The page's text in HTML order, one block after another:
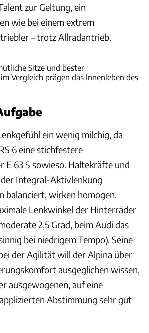
zur Geltung, ein
wie bei einem extrem
– trotz Allradantrieb.
Sitze und bester
Vergleich prägen das Innenleben des
ein wenig milchig, da
6 eine stichfestere
E 63 S sowieso. Haltekräfte und
Integral-Aktivlenkung
balanciert, wirken homogen.
Lenkwinkel der Hinterräder
2,5 Grad, beim Audi das
bei niedrigem Tempo). Seine
der Agilität will der Alpina über
ausgeglichen wissen,
ausgewogenen, auf eine
Abstimmung sehr gut